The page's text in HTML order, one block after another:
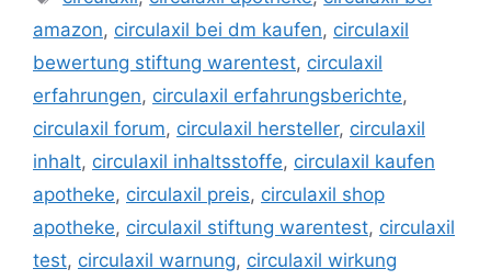
amazon, circulaxil bei dm kaufen, circulaxil
bewertung stiftung warentest, circulaxil
erfahrungen, circulaxil erfahrungsberichte,
circulaxil forum, circulaxil hersteller, circulaxil
inhalt, circulaxil inhaltsstoffe, circulaxil kaufen
apotheke, circulaxil preis, circulaxil shop
apotheke, circulaxil stiftung warentest, circulaxil
test, circulaxil warnung, circulaxil wirkung